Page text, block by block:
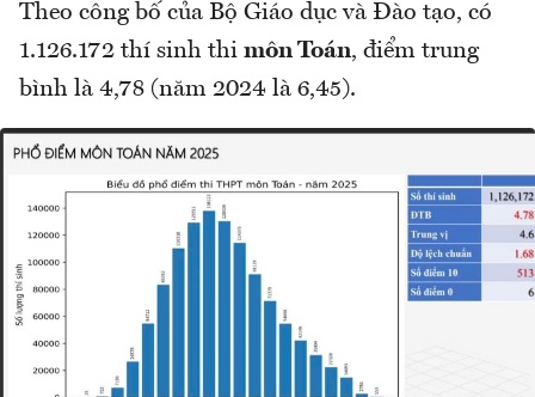
Theo công bố của Bộ Giáo dục và Đào tạo, có
1.126.172 thí sinh thi môn Toán, điểm trung
bình là 4,78 (năm 2024 là 6,45).